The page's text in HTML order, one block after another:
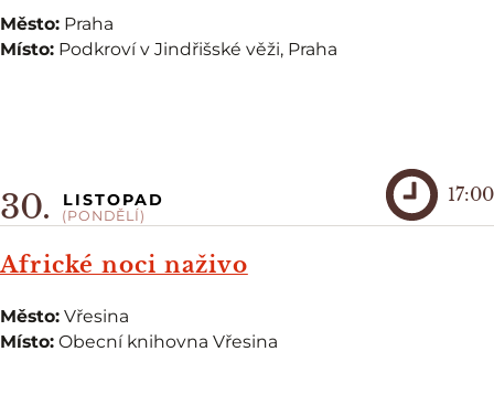
Město: Praha
Místo: Podkroví v Jindřišské věži, Praha
Africké noci naživo
30. LISTOPAD
(PONDĚLÍ)
17:00
Město: Vřesina
Místo: Obecní knihovna Vřesina